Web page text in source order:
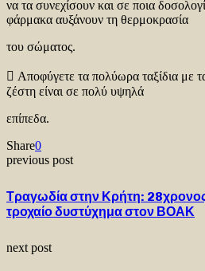
να τα συνεχίσουν και σε ποια
φάρμακα αυξάνουν τη θερμοκρασία
του σώματος.
 Αποφύγετε τα πολύωρα ταξίδια με
ζέστη είναι σε πολύ υψηλά
επίπεδα.
Share0
previous post
Τραγωδία στην Κρήτη:
τροχαίο δυστύχημα στον ΒΟΑΚ
next post